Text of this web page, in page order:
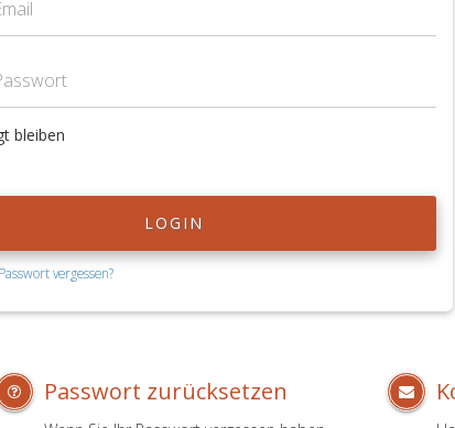
bleiben
LOGIN
Passwort vergessen?
Passwort zurücksetzen